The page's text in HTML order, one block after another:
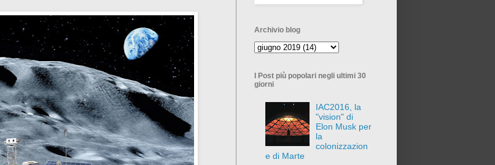
Archivio blog
I Post più popolari negli ultimi 30
giorni
IAC2016, la
"vision" di
Elon Musk per
la
colonizzazion
e di Marte